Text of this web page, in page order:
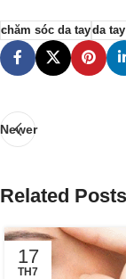
chăm sóc da tayda
Newer
Related Posts
17
TH7